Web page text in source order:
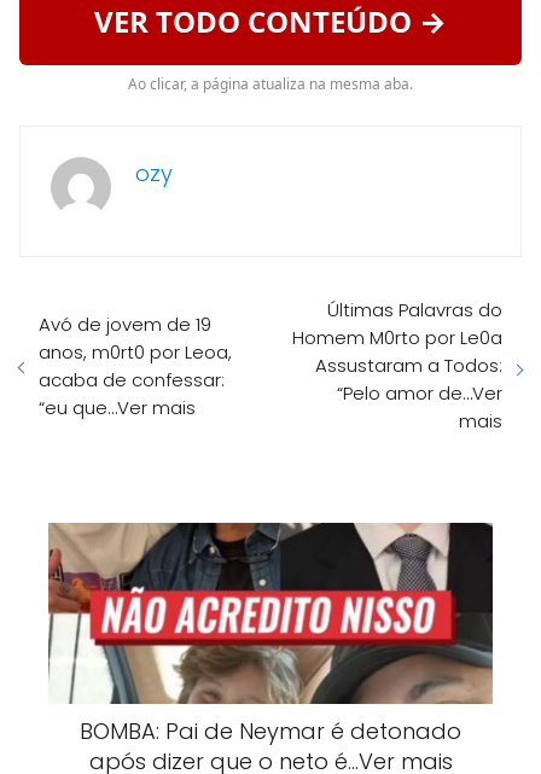
VER TODO CONTEÚDO →
Ao clicar, a página atualiza na mesma aba.
ozy
Avó de jovem de 19
anos, m0rt0 por Leoa,
acaba de confessar:
“eu que…Ver mais
Últimas Palavras do
Homem M0rto por Le0a
Assustaram a Todos:
“Pelo amor de…Ver
mais
BOMBA: Pai de Neymar é detonado
após dizer que o neto é…Ver mais